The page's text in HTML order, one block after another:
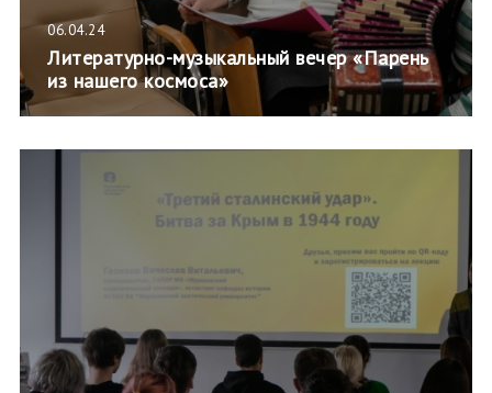
06.04.24
Литературно-музыкальный вечер «Парень
из нашего космоса»